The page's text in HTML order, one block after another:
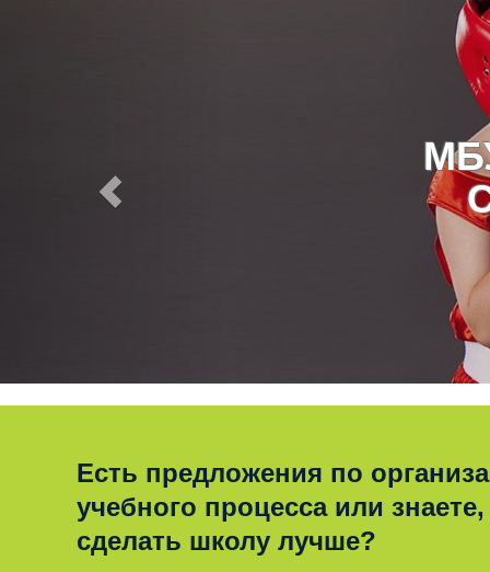
Есть предложения по
учебного процесса или знаете,
сделать школу лучше?